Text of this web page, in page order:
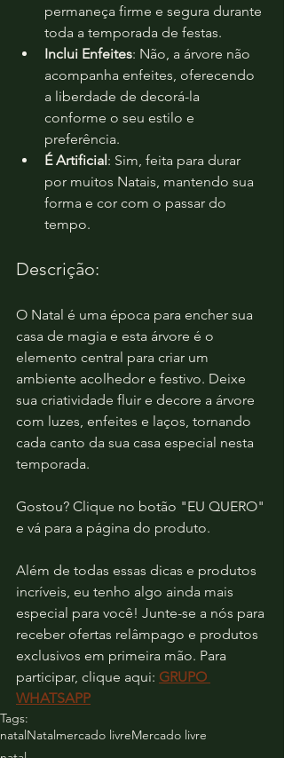
permaneça firme e segura durante
toda a temporada de festas.
Inclui Enfeites: Não, a árvore não
acompanha enfeites, oferecendo
a liberdade de decorá-la
conforme o seu estilo e
preferência.
É Artificial : Sim, feita para durar
por muitos Natais, mantendo sua
forma e cor com o passar do
tempo.
Descrição:
O Natal é uma época para encher sua
casa de magia e esta árvore é o
elemento central para criar um
ambiente acolhedor e festivo. Deixe
sua criatividade fluir e decore a árvore
com luzes, enfeites e laços, tornando
cada canto da sua casa especial nesta
temporada.
Gostou? Clique no botão "EU QUERO"
e vá para a página do produto.
Além de todas essas dicas e produtos
incríveis, eu tenho algo ainda mais
especial para você! Junte-se a nós para
receber ofertas relâmpago e produtos
exclusivos em primeira mão. Para
participar, clique aqui: GRUPO
WHATSAPP
Tags:
natal Natal mercado livreMercado livre